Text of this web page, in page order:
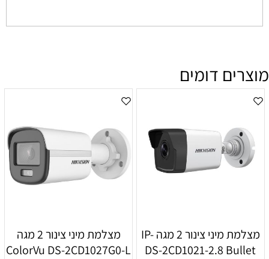
מוצרים דומים
מצלמת מיני צינור 2 מגה IP-
DS-2CD1021-2.8 Bullet
מצלמת מיני צינור 2 מגה
ColorVu DS-2CD1027G0-L